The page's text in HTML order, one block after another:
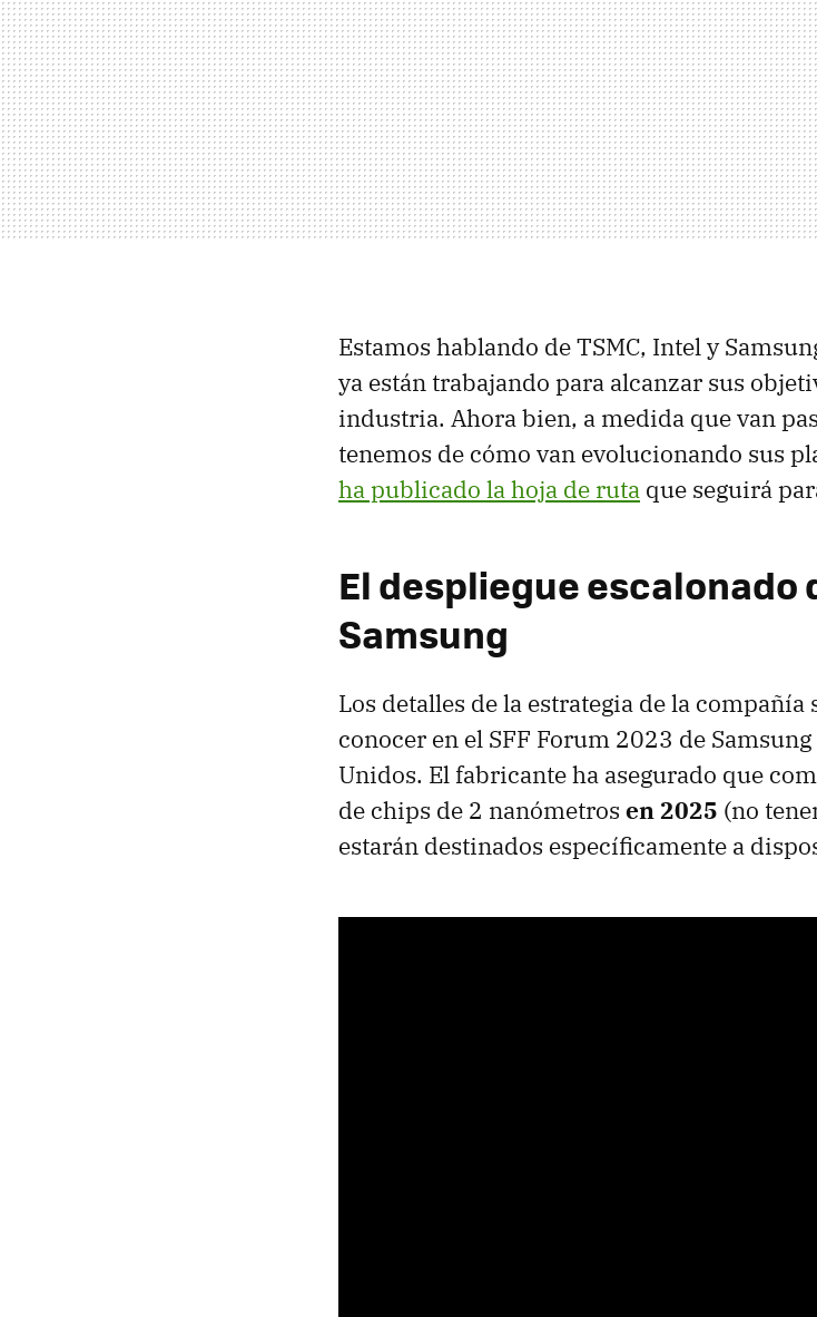
Estamos hablando de TSMC, Intel y
ya están trabajando para alcanzar sus
industria. Ahora bien, a medida que van
tenemos de cómo van evolucionando sus
ha publicado la hoja de ruta que seguirá
El despliegue escalonado
Samsung
Los detalles de la estrategia de la
conocer en el SFF Forum 2023 de
Unidos. El fabricante ha asegurado que
de chips de 2 nanómetros en 2025 (no
estarán destinados específicamente a